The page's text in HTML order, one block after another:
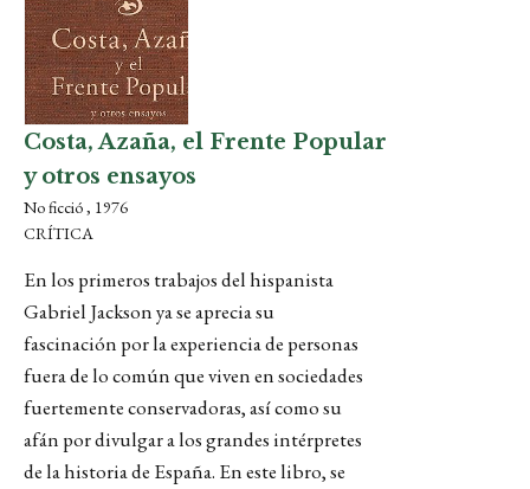
Costa, Azaña, el Frente Popular
y otros ensayos
No ficció , 1976
CRÍTICA
En los primeros trabajos del hispanista
Gabriel Jackson ya se aprecia su
fascinación por la experiencia de personas
fuera de lo común que viven en sociedades
fuertemente conservadoras, así como su
afán por divulgar a los grandes intérpretes
de la historia de España. En este libro, se